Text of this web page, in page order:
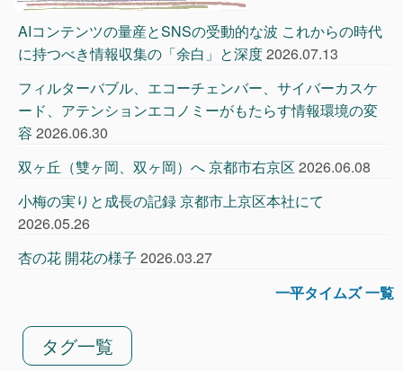
AIコンテンツの量産とSNSの受動的な波 これからの時代
に持つべき情報収集の「余白」と深度2026.07.13
フィルターバブル、エコーチェンバー、サイバーカスケ
ード、アテンションエコノミーがもたらす情報環境の変
容 2026.06.30
双ヶ丘（雙ヶ岡、双ヶ岡）へ 京都市右京区 2026.06.08
小梅の実りと成長の記録 京都市上京区本社にて
2026.05.26
杏の花 開花の様子 2026.03.27
一平タイムズ 一覧
タグ一覧